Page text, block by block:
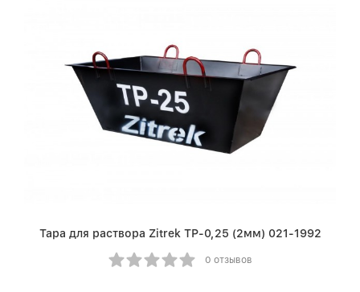
Тара для раствора Zitrek ТР-0,25 (2мм) 021-1992
0 отзывов